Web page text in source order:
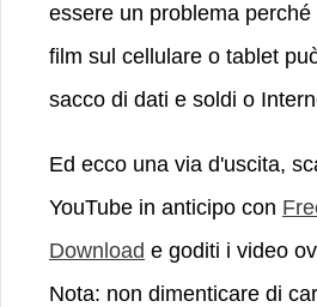
essere un problema
film sul cellulare o tablet
sacco di dati e soldi o
Ed ecco una via d'uscita,
YouTube in anticipo con
Download e goditi i video
Nota: non dimenticare di